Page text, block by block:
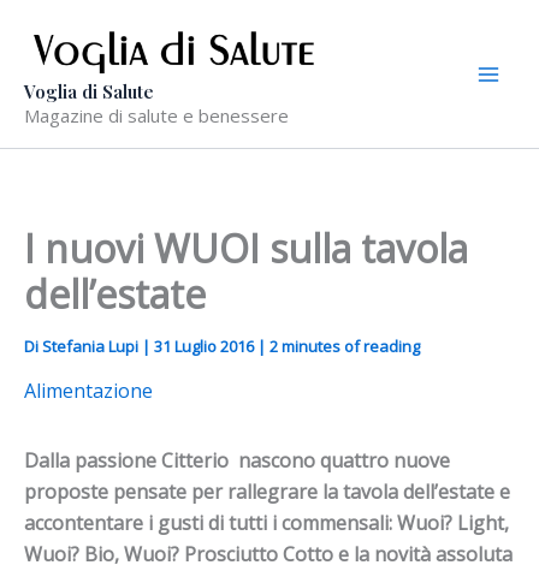
contenuto
Voglia di Salute
Magazine di salute e benessere
I nuovi WUOI sulla tavola
dell’estate
DiStefania Lupi | 31 Luglio 2016 | 2 minutes of reading
Alimentazione
Dalla passione Citterio nascono quattro nuove
proposte pensate per rallegrare la tavola dell’estate e
accontentare i gusti di tutti i commensali: Wuoi? Light,
Wuoi? Bio, Wuoi? Prosciutto Cotto e la novità assoluta